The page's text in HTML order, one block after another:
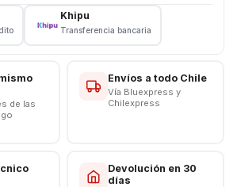
mAh
EN TIENDA
Khipu
Transferencia bancaria
de las
Envíos a todo Chile
Vía Bluexpress y
Chilexpress
Devolución en 30
días